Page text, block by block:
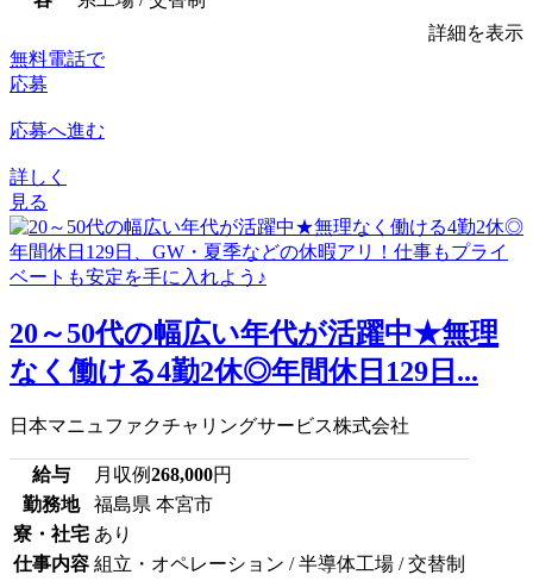
詳細を表示
無料電話で
応募
応募へ進む
詳しく
見る
20～50代の幅広い年代が活躍中★無理
なく働ける4勤2休◎年間休日129日...
日本マニュファクチャリングサービス株式会社
給与 月収例268,000円
勤務地
福島県 本宮市
寮・社宅 あり
仕事内容 組立・オペレーション / 半導体工場 / 交替制